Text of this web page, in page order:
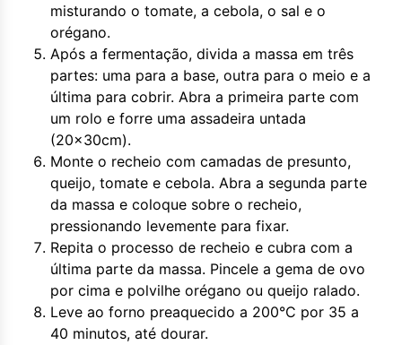
misturando o tomate, a cebola, o sal e o
orégano.
Após a fermentação, divida a massa em três
partes: uma para a base, outra para o meio e a
última para cobrir. Abra a primeira parte com
um rolo e forre uma assadeira untada
(20x30cm).
Monte o recheio com camadas de presunto,
queijo, tomate e cebola. Abra a segunda parte
da massa e coloque sobre o recheio,
pressionando levemente para fixar.
Repita o processo de recheio e cubra com a
última parte da massa. Pincele a gema de ovo
por cima e polvilhe orégano ou queijo ralado.
Leve ao forno preaquecido a 200°C por 35 a
40 minutos, até dourar.